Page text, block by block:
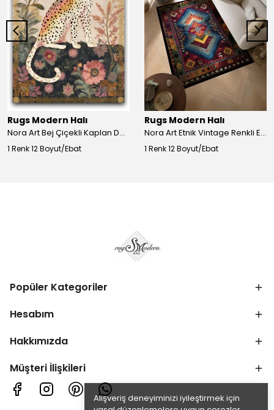
Alışveriş deneyiminizi iyileştirmek için
Rugs Modern Halı
Nora Art Bej Çiçekli Kaplan Desenli Dokuma Taban Dekoratif Salon Halısı 61
1 Renk 12 Boyut/Ebat
Rugs Modern Halı
Nora Art Etnik Vintage Renkli Eskitme Dokuma Taban Dekoratif Salon Halısı 63
1 Renk 12 Boyut/Ebat
Popüler Kategoriler
Hesabım
Hakkımızda
Müşteri İlişkileri